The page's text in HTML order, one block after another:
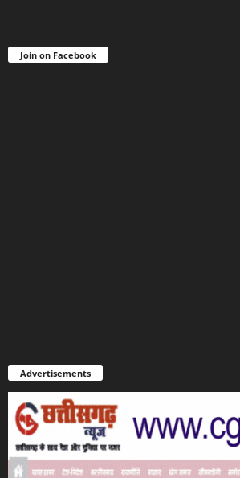
Join on Facebook
Advertisements